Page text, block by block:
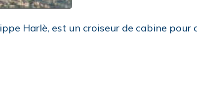
Harlè, est un croiseur de cabine pour